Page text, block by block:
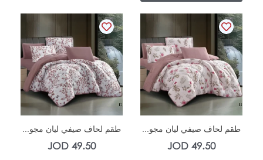
In Stock
طقم لحاف صيفي ليان مجو...
49.50
JOD
In Stock
طقم لحاف صيفي ليان مجو...
49.50
JOD